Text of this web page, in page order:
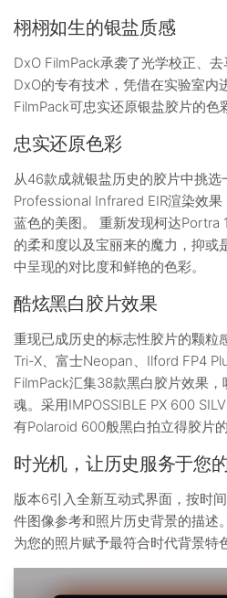
栩栩如生的银盐质感
DxO FilmPack承袭了光学校正、
DxO的专有技术，凭借在实验室内
FilmPack可忠实还原银盐胶片的色
忠实还原色彩
从46款成就银盐历史的胶片中挑选
Professional Infrared EIR渲染效
蓝色的美图。 重新发现柯达Portra
的柔和度以及宝丽来的魔力，抑或
中呈现的对比度和鲜艳的色彩。
酷炫黑白胶片效果
重现已成历史的标志性胶片的颗粒
Tri-X、富士Neopan、Ilford FP4
FilmPack汇集38款黑白胶片效果
魂。采用IMPOSSIBLE PX 600
有Polaroid 600般黑白拍立得胶片
时光机，让历史服务于您
版本6引入全新互动式界面，按时
件图像参考和照片历史背景的描述。
为您的照片赋予最符合时代背景特